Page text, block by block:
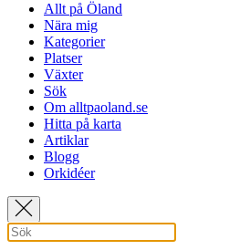
Allt på Öland
Nära mig
Kategorier
Platser
Växter
Sök
Om alltpaoland.se
Hitta på karta
Artiklar
Blogg
Orkidéer